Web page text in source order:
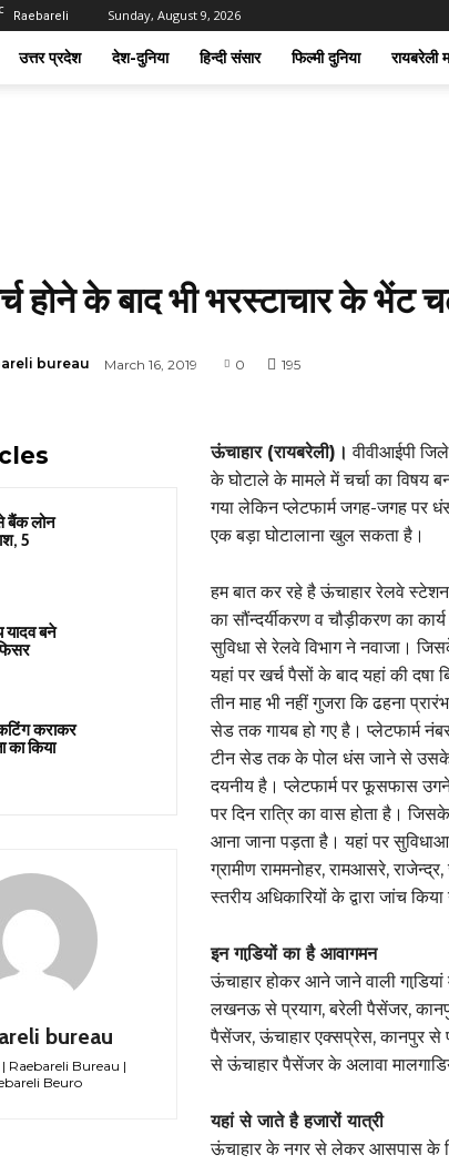
C Raebareli Sunday, August 9, 2026
उत्तर प्रदेश देश-दुनिया हिन्दी संसार फिल्मी दुनिया रायबरेली
होने के बाद भी भरस्टाचार के भेंट
bureau March 16, 2019 0 195
बैंक लोन
5
बने
कराकर
का किया
bureau
| Raebareli Bureau |
Beuro
ऊंचाहार (रायबरेली)। वीवीआईपी
के घोटाले के मामले में चर्चा का विषय
गया लेकिन प्लेटफार्म जगह-जगह पर
एक बड़ा घोटालाना खुल सकता है।
हम बात कर रहे है ऊंचाहार रेलवे
का सौंन्दर्यीकरण व चौड़ीकरण का
सुविधा से रेलवे विभाग ने नवाजा।
यहां पर खर्च पैसों के बाद यहां की
तीन माह भी नहीं गुजरा कि ढहना
सेड तक गायब हो गए है। प्लेटफार्म
टीन सेड तक के पोल धंस जाने से उसके
दयनीय है। प्लेटफार्म पर फूसफास
पर दिन रात्रि का वास होता है।
आना जाना पड़ता है। यहां पर
ग्रामीण राममनोहर, रामआसरे,
स्तरीय अधिकारियों के द्वारा जांच
इन गाडि़यों का है आवागमन
ऊंचाहार होकर आने जाने वाली
लखनऊ से प्रयाग, बरेली पैसेंजर,
पैसेंजर, ऊंचाहार एक्सप्रेस, कानपुर से
से ऊंचाहार पैसेंजर के अलावा
यहां से जाते है हजारों यात्री
ऊंचाहार के नगर से लेकर आसपास के